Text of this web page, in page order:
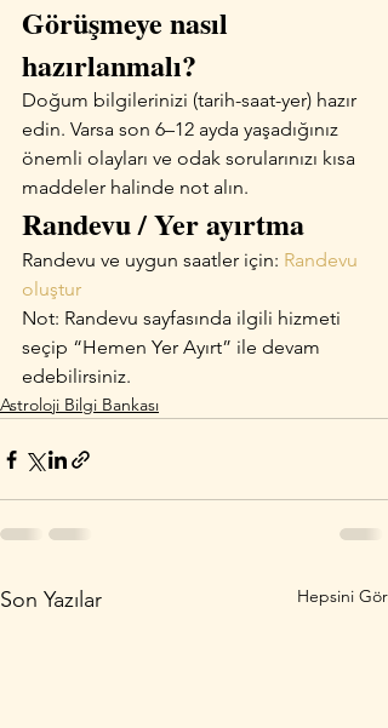
Görüşmeye nasıl
hazırlanmalı?
Doğum bilgilerinizi (tarih-saat-yer) hazır
edin. Varsa son 6–12 ayda yaşadığınız
önemli olayları ve odak sorularınızı kısa
maddeler halinde not alın.
Randevu / Yer ayırtma
Randevu ve uygun saatler için: Randevu
oluştur
Not: Randevu sayfasında ilgili hizmeti
seçip “Hemen Yer Ayırt” ile devam
edebilirsiniz.
Astroloji Bilgi Bankası
Son Yazılar Hepsini Gör